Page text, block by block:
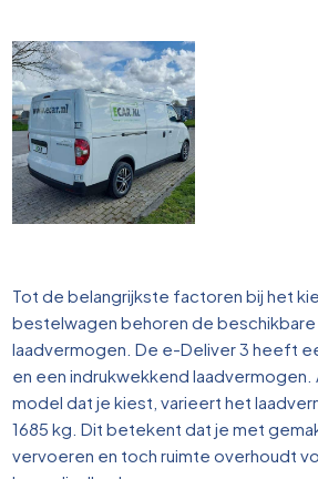
Tot de belangrijkste factoren bij het
bestelwagen behoren de beschikbare
laadvermogen. De e-Deliver 3 heeft
en een indrukwekkend laadvermogen.
model dat je kiest, varieert het
1685 kg. Dit betekent dat je met
vervoeren en toch ruimte overhoudt